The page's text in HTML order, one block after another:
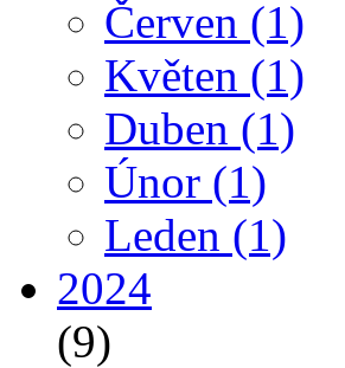
Červen (1)
Květen (1)
Duben (1)
Únor (1)
Leden (1)
2024
(9)